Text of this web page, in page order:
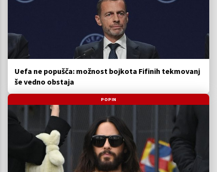
Uefa ne popušča: možnost bojkota Fifinih tekmovanj
še vedno obstaja
POPIN